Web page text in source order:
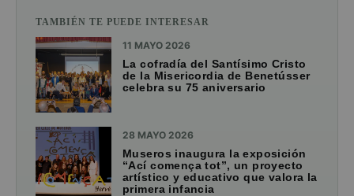
TAMBIÉN TE PUEDE INTERESAR
11 MAYO 2026
La cofradía del Santísimo Cristo
de la Misericordia de Benetússer
celebra su 75 aniversario
28 MAYO 2026
Museros inaugura la exposición
“Ací comença tot”, un proyecto
artístico y educativo que valora la
primera infancia